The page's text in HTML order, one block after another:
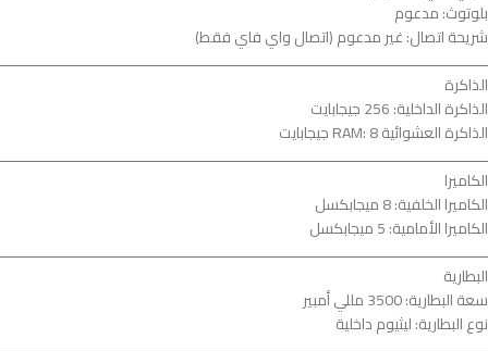
بلوتوث: مدعوم
شريحة اتصال: غير مدعوم (اتصال واي فاي فقط)
الذاكرة
الذاكرة الداخلية: 256 جيجابايت
الذاكرة العشوائية RAM: 8 جيجابايت
الكاميرا
الكاميرا الخلفية: 8 ميجابكسل
الكاميرا الأمامية: 5 ميجابكسل
البطارية
سعة البطارية: 3500 مللي أمبير
نوع البطارية: ليثيوم داخلية